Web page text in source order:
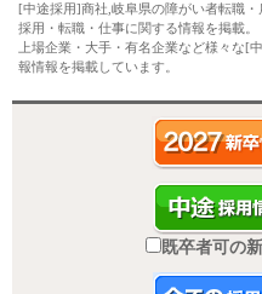
[中途採用]商社,岐阜県の障がい者転職
採用・転職・仕事に関する情報を掲載。
上場企業・大手・有名企業など様々な[
報情報を掲載しています。
既卒者可の